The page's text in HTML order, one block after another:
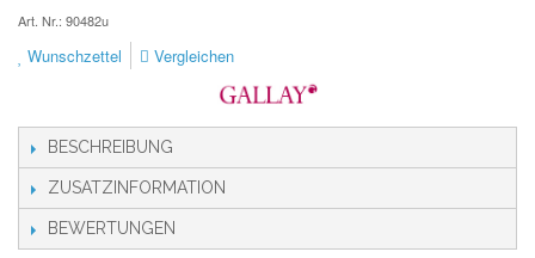
Art. Nr.: 90482u
Wunschzettel Vergleichen
BESCHREIBUNG
ZUSATZINFORMATION
BEWERTUNGEN